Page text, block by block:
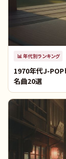
📊 年代別ランキング
1970年代J-POP
名曲20選